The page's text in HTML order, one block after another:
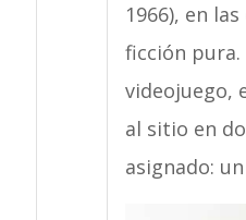
1966), en
ficción pura.
videojuego,
al sitio en
asignado: